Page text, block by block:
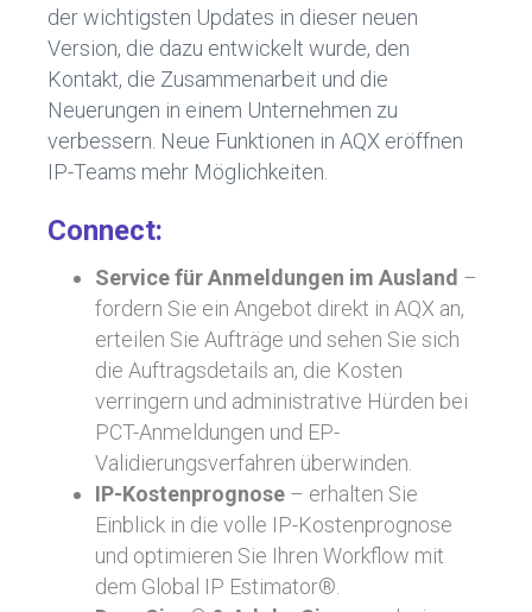
der wichtigsten Updates in dieser neuen
Version, die dazu entwickelt wurde, den
Kontakt, die Zusammenarbeit und die
Neuerungen in einem Unternehmen zu
verbessern. Neue Funktionen in AQX eröffnen
IP-Teams mehr Möglichkeiten.
Connect:
Service für Anmeldungen im Ausland –
fordern Sie ein Angebot direkt in AQX an,
erteilen Sie Aufträge und sehen Sie sich
die Auftragsdetails an, die Kosten
verringern und administrative Hürden bei
PCT-Anmeldungen und EP-
Validierungsverfahren überwinden.
IP-Kostenprognose – erhalten Sie
Einblick in die volle IP-Kostenprognose
und optimieren Sie Ihren Workflow mit
dem Global IP Estimator®.